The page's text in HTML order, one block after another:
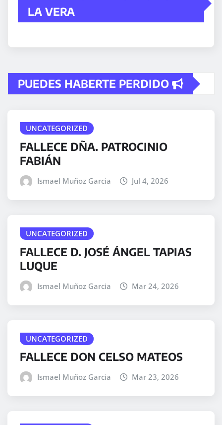
LA VERA
PUEDES HABERTE PERDIDO
UNCATEGORIZED
FALLECE DÑA. PATROCINIO
FABIÁN
Ismael Muñoz Garcia Jul 4, 2026
UNCATEGORIZED
FALLECE D. JOSÉ ÁNGEL TAPIAS
LUQUE
Ismael Muñoz Garcia Mar 24, 2026
UNCATEGORIZED
FALLECE DON CELSO MATEOS
Ismael Muñoz Garcia Mar 23, 2026